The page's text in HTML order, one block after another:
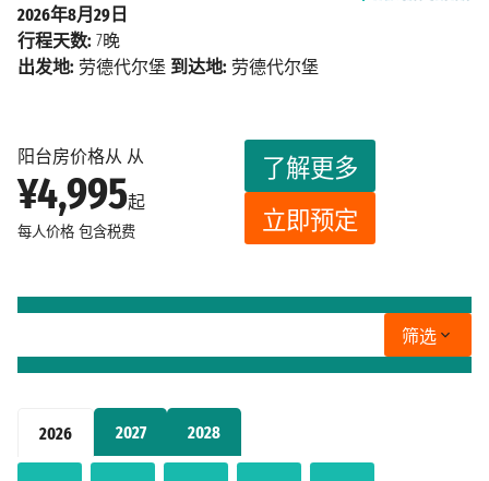
2026 2027 2028
阳台房价格从 从
¥4,995起
每人价格 包含税费
了解更多
立即预定
2026年8月29日
行程天数: 7晚
出发地: 劳德代尔堡 到达地: 劳德代尔堡
筛选